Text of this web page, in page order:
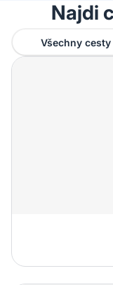
Najdi
Všechny cesty